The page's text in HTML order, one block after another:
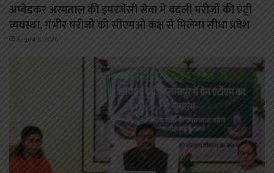
अम्बेडकर अस्पताल की इमरजेंसी सेवा में बदली मरीजों की एंट्री
व्यवस्था, गंभीर मरीजों को सीएमओ कक्ष से मिलेगा सीधा प्रवेश
August 8, 2026